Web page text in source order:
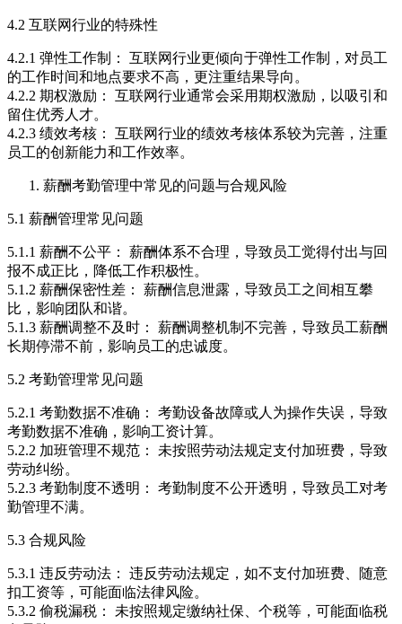
4.2 互联网行业的特殊性
4.2.1 弹性工作制： 互联网行业更倾向于弹性工作制，对员工
的工作时间和地点要求不高，更注重结果导向。
4.2.2 期权激励： 互联网行业通常会采用期权激励，以吸引和
留住优秀人才。
4.2.3 绩效考核： 互联网行业的绩效考核体系较为完善，注重
员工的创新能力和工作效率。
薪酬考勤管理中常见的问题与合规风险
5.1 薪酬管理常见问题
5.1.1 薪酬不公平： 薪酬体系不合理，导致员工觉得付出与回
报不成正比，降低工作积极性。
5.1.2 薪酬保密性差： 薪酬信息泄露，导致员工之间相互攀
比，影响团队和谐。
5.1.3 薪酬调整不及时： 薪酬调整机制不完善，导致员工薪酬
长期停滞不前，影响员工的忠诚度。
5.2 考勤管理常见问题
5.2.1 考勤数据不准确： 考勤设备故障或人为操作失误，导致
考勤数据不准确，影响工资计算。
5.2.2 加班管理不规范： 未按照劳动法规定支付加班费，导致
劳动纠纷。
5.2.3 考勤制度不透明： 考勤制度不公开透明，导致员工对考
勤管理不满。
5.3 合规风险
5.3.1 违反劳动法： 违反劳动法规定，如不支付加班费、随意
扣工资等，可能面临法律风险。
5.3.2 偷税漏税： 未按照规定缴纳社保、个税等，可能面临税